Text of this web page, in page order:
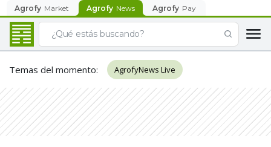
Agrofy Market Agrofy News Agrofy Pay
Temas del momento: AgrofyNews Live